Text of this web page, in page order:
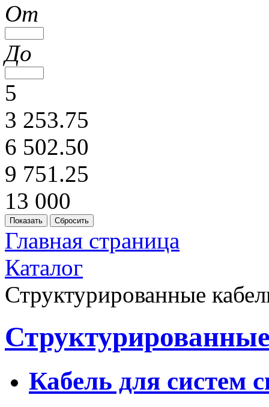
От
До
5
3 253.75
6 502.50
9 751.25
13 000
Главная страница
Каталог
Структурированные
Кабель для систем